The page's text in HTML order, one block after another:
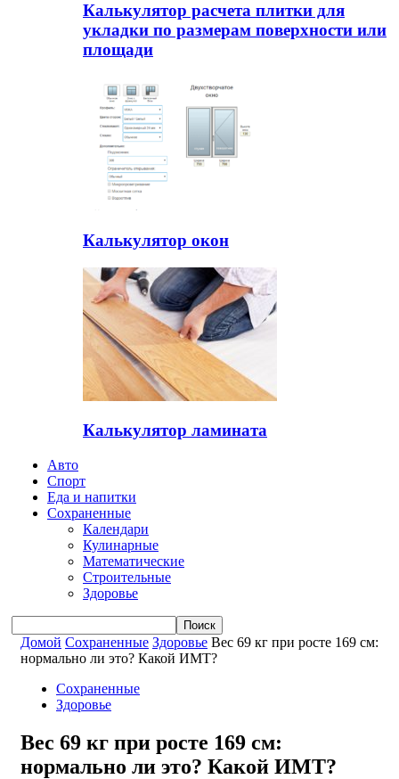
Калькулятор расчета плитки для
укладки по размерам поверхности или
площади
Калькулятор окон
Калькулятор ламината
Авто
Спорт
Еда и напитки
Сохраненные
Календари
Кулинарные
Математические
Строительные
Здоровье
Домой Сохраненные Здоровье Вес 69 кг при росте 169 см:
нормально ли это? Какой ИМТ?
Сохраненные
Здоровье
Вес 69 кг при росте 169 см:
нормально ли это? Какой ИМТ?